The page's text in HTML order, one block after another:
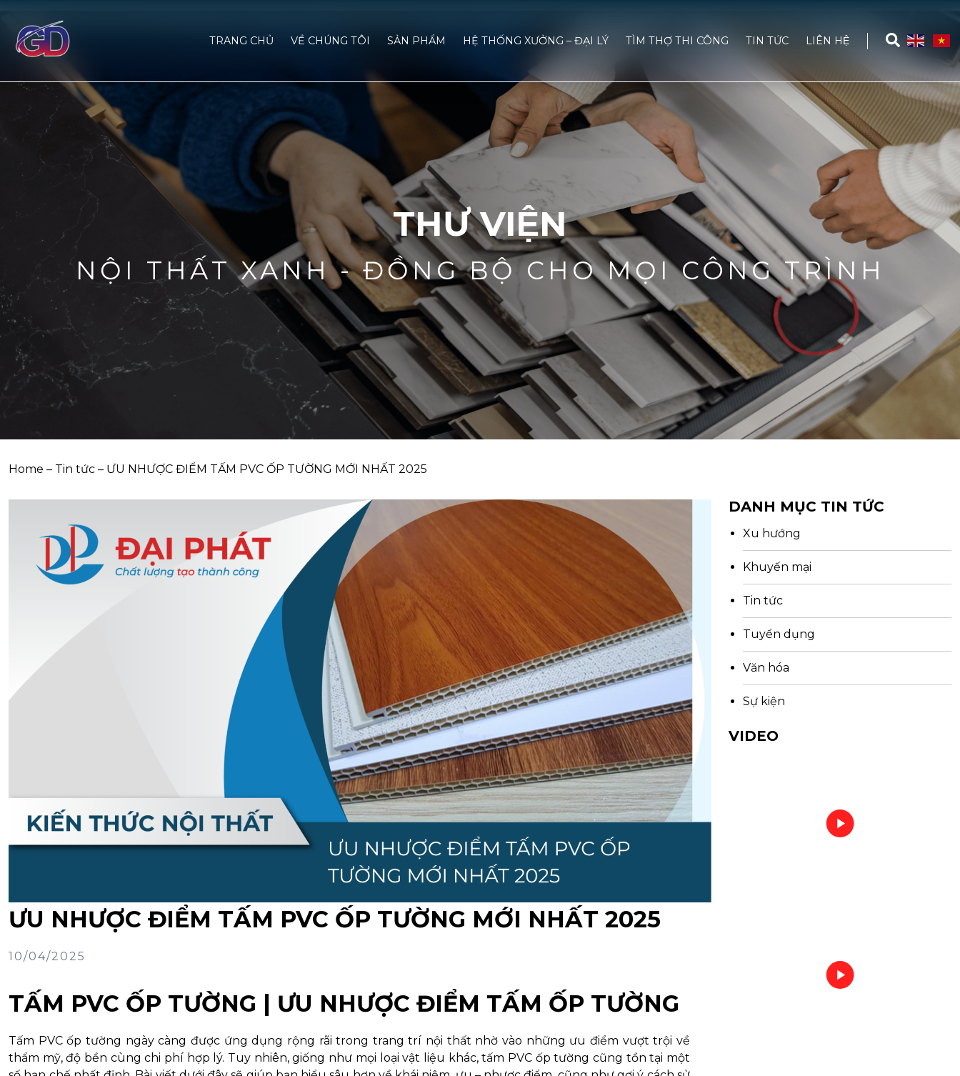
TRANG CHỦ VỀ CHÚNG TÔI SẢN PHẨM HỆ THỐNG XƯỞNG – ĐẠI LÝ TÌM THỢ THI CÔNG TIN TỨC LIÊN HỆ
THƯ VIỆN
NỘI THẤT XANH - ĐỒNG BỘ CHO MỌI CÔNG TRÌNH
Home – Tin tức – ƯU NHƯỢC ĐIỂM TẤM PVC ỐP TƯỜNG MỚI NHẤT 2025
ƯU NHƯỢC ĐIỂM TẤM PVC ỐP TƯỜNG MỚI NHẤT 2025
10/04/2025
TẤM PVC ỐP TƯỜNG | ƯU NHƯỢC ĐIỂM TẤM ỐP TƯỜNG
Tấm PVC ốp tường ngày càng được ứng dụng rộng rãi trong trang trí nội thất nhờ vào những ưu điểm vượt trội về
thẩm mỹ, độ bền cùng chi phí hợp lý. Tuy nhiên, giống như mọi loại vật liệu khác, tấm PVC ốp tường cũng tồn tại một
DANH MỤC TIN TỨC
Xu hướng
Khuyến mại
Tin tức
Tuyển dụng
Văn hóa
Sự kiện
VIDEO